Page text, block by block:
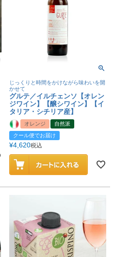
じっくりと時間をかけながら味わいを開
かせて
グルテ／イルチェンソ【オレン
ジワイン】【醸シワイン】【イ
タリア・シチリア産】
オレンジ
自然派
クール便でお届け
¥4,620税込